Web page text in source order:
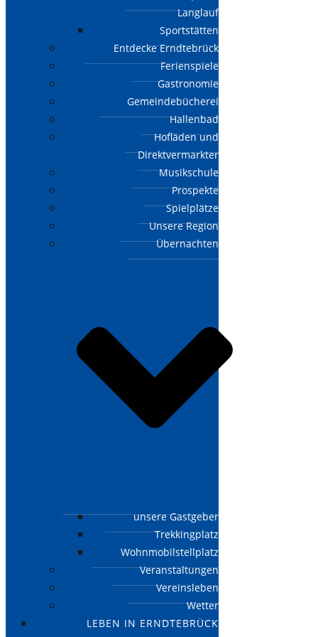
Langlauf
Sportstätten
Entdecke Erndtebrück
Ferienspiele
Gastronomie
Gemeindebücherei
Hallenbad
Hofläden und
Direktvermarkter
Musikschule
Prospekte
Spielplätze
Unsere Region
Übernachten
unsere Gastgeber
Trekkingplatz
Wohnmobilstellplatz
Veranstaltungen
Vereinsleben
Wetter
LEBEN IN ERNDTEBRÜCK